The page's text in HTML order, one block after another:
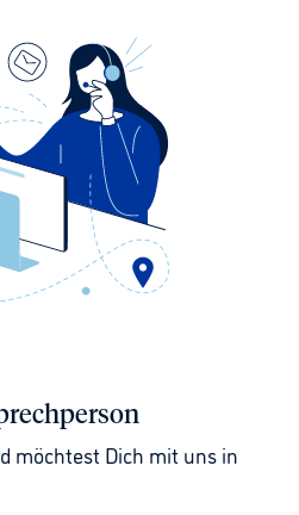
möchtest Dich mit uns in